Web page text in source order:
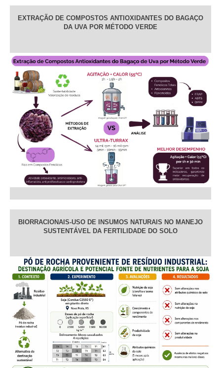
EXTRAÇÃO DE COMPOSTOS ANTIOXIDANTES DO BAGAÇO
DA UVA POR MÉTODO VERDE
BIORRACIONAIS-USO DE INSUMOS NATURAIS NO MANEJO
SUSTENTÁVEL DA FERTILIDADE DO SOLO